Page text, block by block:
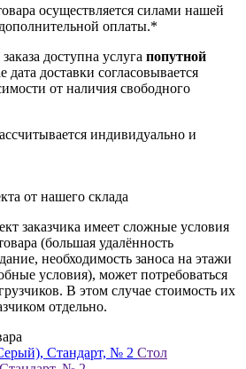
осуществляется силами нашей
оплаты.*
доступна услуга попутной
дата доставки согласовывается
от наличия свободного
индивидуально и
от нашего склада
заказчика имеет сложные условия
(большая удалённость
необходимость заноса на этажи
условия), может потребоваться
В этом случае стоимость их
отдельно.
Стол